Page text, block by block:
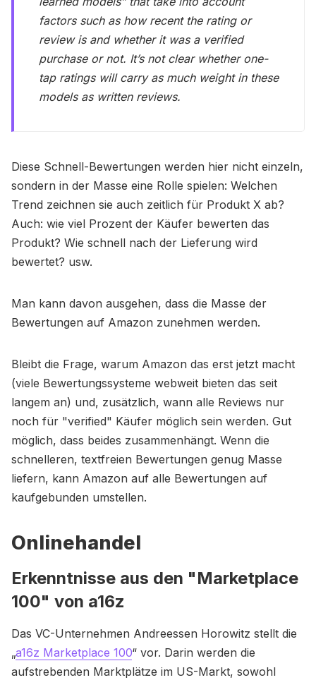
factors such as how recent the rating or
review is and whether it was a verified
purchase or not. It’s not clear whether one-
tap ratings will carry as much weight in these
models as written reviews.
Diese Schnell-Bewertungen werden hier nicht einzeln,
sondern in der Masse eine Rolle spielen: Welchen
Trend zeichnen sie auch zeitlich für Produkt X ab?
Auch: wie viel Prozent der Käufer bewerten das
Produkt? Wie schnell nach der Lieferung wird
bewertet? usw.
Man kann davon ausgehen, dass die Masse der
Bewertungen auf Amazon zunehmen werden.
Bleibt die Frage, warum Amazon das erst jetzt macht
(viele Bewertungssysteme webweit bieten das seit
langem an) und, zusätzlich, wann alle Reviews nur
noch für "verified" Käufer möglich sein werden. Gut
möglich, dass beides zusammenhängt. Wenn die
schnelleren, textfreien Bewertungen genug Masse
liefern, kann Amazon auf alle Bewertungen auf
kaufgebunden umstellen.
Onlinehandel
Erkenntnisse aus den "Marketplace
100" von a16z
Das VC-Unternehmen Andreessen Horowitz stellt die
„a16z Marketplace 100“ vor. Darin werden die
aufstrebenden Marktplätze im US-Markt, sowohl